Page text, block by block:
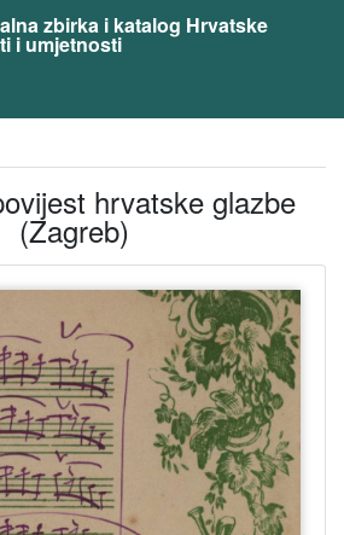
zbirka i katalog Hrvatske
i umjetnosti
hrvatske glazbe
(Zagreb)